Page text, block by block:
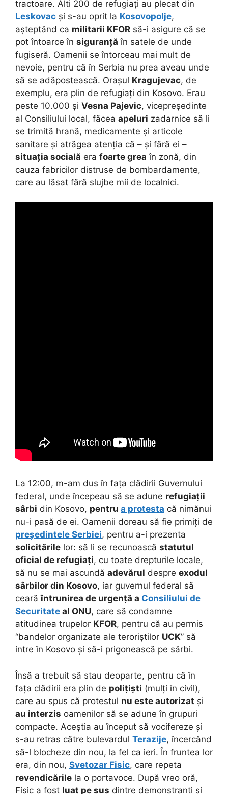
tractoare. Alti 200 de refugiați au plecat din
Leskovac și s-au oprit la Kosovopolje,
așteptând ca militarii KFOR să-i asigure că se
pot întoarce în siguranță în satele de unde
fugiseră. Oamenii se întorceau mai mult de
nevoie, pentru că în Serbia nu prea aveau unde
să se adăpostească. Orașul Kragujevac, de
exemplu, era plin de refugiați din Kosovo. Erau
peste 10.000 și Vesna Pajevic, vicepreședinte
al Consiliului local, făcea apeluri zadarnice să li
se trimită hrană, medicamente și articole
sanitare și atrăgea atenția că – și fără ei –
situația socială era foarte grea în zonă, din
cauza fabricilor distruse de bombardamente,
care au lăsat fără slujbe mii de localnici.
La 12:00, m-am dus în fața clădirii Guvernului
federal, unde începeau să se adune refugiații
sârbi din Kosovo, pentru a protesta că nimănui
nu-i pasă de ei. Oamenii doreau să fie primiți de
președintele Serbiei, pentru a-i prezenta
solicitările lor: să li se recunoască statutul
oficial de refugiați, cu toate drepturile locale,
să nu se mai ascundă adevărul despre exodul
sârbilor din Kosovo, iar guvernul federal să
cearăîntrunirea de urgență a Consiliului de
Securitate al ONU, care să condamne
atitudinea trupelor KFOR, pentru că au permis
“bandelor organizate ale teroriștilor UCK” să
intre în Kosovo și să-i prigonească pe sârbi.
Însă a trebuit să stau deoparte, pentru că în
fața clădirii era plin de polițiști (mulți în civil),
care au spus că protestul nu este autorizat și
au interzis oamenilor să se adune în grupuri
compacte. Aceștia au început să vocifereze și
s-au retras către bulevardul Terazije, încercând
să-l blocheze din nou, la fel ca ieri. În fruntea lor
era, din nou, Svetozar Fisic, care repeta
revendicările la o portavoce. După vreo oră,
Fisic a fost luat pe sus dintre demonstranți și